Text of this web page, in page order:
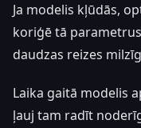
Ja modelis kļūdās,
koriģē tā
daudzas reizes
Laika gaitā modelis
ļauj tam radīt